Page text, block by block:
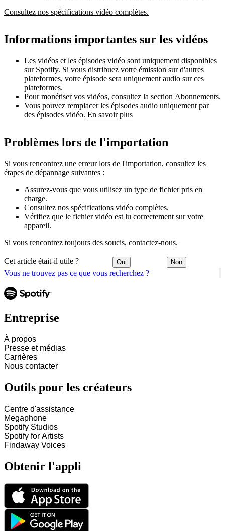
Vous ne trouvez pas ce que vous recherchez ?
Consultez nos spécifications vidéo complètes.
Informations importantes sur les vidéos
Les vidéos et les épisodes vidéo sont uniquement disponibles
sur Spotify. Si vous distribuez votre émission sur d'autres
plateformes, votre épisode sera uniquement audio sur ces
plateformes.
Pour monétiser vos vidéos, consultez la section Abonnements.
Vous pouvez remplacer les épisodes audio uniquement par
des épisodes vidéo. En savoir plus
Problèmes lors de l'importation
Si vous rencontrez une erreur lors de l'importation, consultez les
étapes de dépannage suivantes :
Assurez-vous que vous utilisez un type de fichier pris en
charge.
Consultez nos spécifications vidéo complètes.
Vérifiez que le fichier vidéo est lu correctement sur votre
appareil.
Si vous rencontrez toujours des soucis, contactez-nous.
Cet article était-il utile ? Oui Non
Entreprise
À propos
Presse et médias
Carrières
Nous contacter
Outils pour les créateurs
Centre d'assistance
Megaphone
Spotify Studios
Spotify for Artists
Findaway Voices
Obtenir l'appli